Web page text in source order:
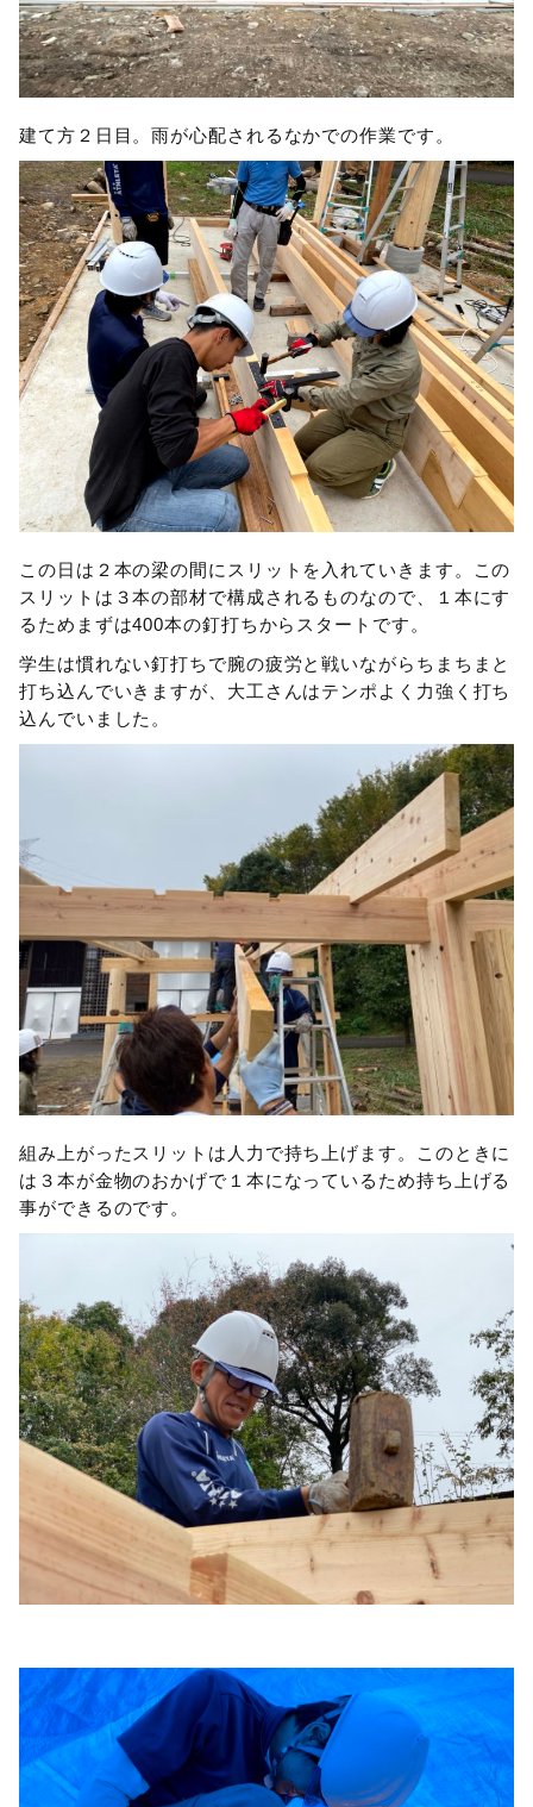
建て方２日目。雨が心配されるなかでの作業です。
この日は２本の梁の間にスリットを入れていきます。この
スリットは３本の部材で構成されるものなので、１本にす
るためまずは400本の釘打ちからスタートです。
学生は慣れない釘打ちで腕の疲労と戦いながらちまちまと
打ち込んでいきますが、大工さんはテンポよく力強く打ち
込んでいました。
組み上がったスリットは人力で持ち上げます。このときに
は３本が金物のおかげで１本になっているため持ち上げる
事ができるのです。